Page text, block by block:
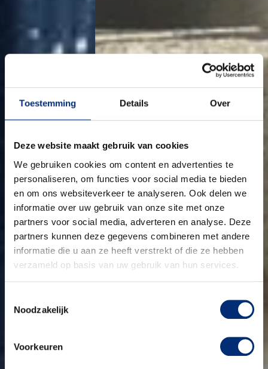
Toestemming Details Over
Deze website maakt gebruik van cookies
We gebruiken cookies om content en advertenties te
personaliseren, om functies voor social media te bieden
en om ons websiteverkeer te analyseren. Ook delen we
informatie over uw gebruik van onze site met onze
partners voor social media, adverteren en analyse. Deze
partners kunnen deze gegevens combineren met andere
informatie die u aan ze heeft verstrekt of die ze hebben
verzameld op basis van uw gebruik van hun services.
Noodzakelijk
Voorkeuren